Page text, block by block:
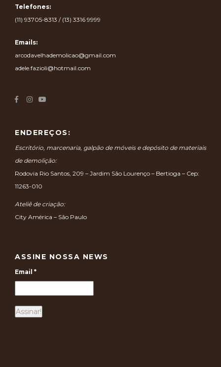
Telefones:
(11) 93705-8313 / (13) 3316 9999
Emails:
arcodavelhademolicao@gmail.com
adele.fazioli@hotmail.com
ENDEREÇOS:
Escritório, marcenaria, galpão de móveis e depósito de materiais
de demolição:
Rodovia Rio Santos, 209 – Jardim São Lourenço – Bertioga – Cep:
11263-010
Ateliê de criação:
City América – São Paulo
ASSINE NOSSA NEWS
Email *